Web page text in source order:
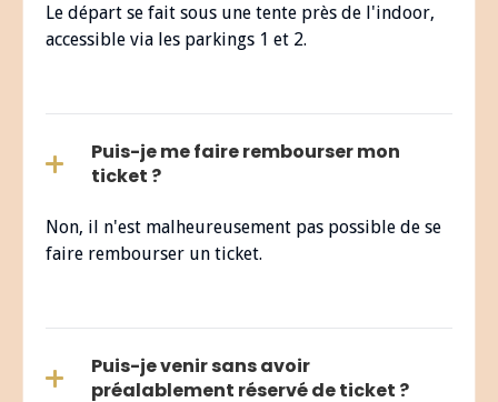
Le départ se fait sous une tente près de l'indoor,
accessible via les parkings 1 et 2.
Puis-je me faire rembourser mon
ticket ?
Non, il n'est malheureusement pas possible de se
faire rembourser un ticket.
Puis-je venir sans avoir
préalablement réservé de ticket ?